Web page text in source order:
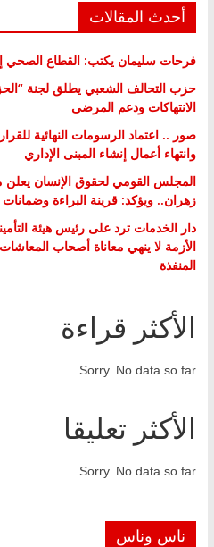
أحدث المقالات
فرحات سليمان يكتب: القطاع الصحي
حزب التحالف الشعبي يطلق لجنة
الانتهاكات ودعم المرضى
صور .. اعتماد الرسومات النهائية
وانتهاء أعمال إنشاء المبنى الإداري
المجلس القومي لحقوق الإنسان يعلن
زهران.. ويؤكد: قرينة البراءة
دار الخدمات ترد على رئيس هيئة
الأزمة لا ينهي معاناة أصحاب
المنفذة
الأكثر قراءة
Sorry. No data so far.
الأكثر تعليقا
Sorry. No data so far.
ناس وناس